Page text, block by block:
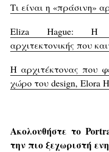
Τι είναι η «πράσινη»
Eliza Hague: Η
αρχιτεκτονικής που
Η αρχιτέκτονας που
χώρο του design, Elora
Ακολουθήστε το
την πιο ξεχωριστή